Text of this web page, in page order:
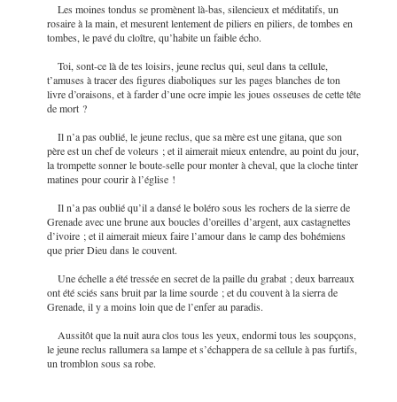
Les moines tondus se promènent là-bas, silencieux et méditatifs, un
rosaire à la main, et mesurent lentement de piliers en piliers, de tombes en
tombes, le pavé du cloître, qu’habite un faible écho.
Toi, sont-ce là de tes loisirs, jeune reclus qui, seul dans ta cellule,
t’amuses à tracer des figures diaboliques sur les pages blanches de ton
livre d’oraisons, et à farder d’une ocre impie les joues osseuses de cette tête
de mort ?
Il n’a pas oublié, le jeune reclus, que sa mère est une gitana, que son
père est un chef de voleurs ; et il aimerait mieux entendre, au point du jour,
la trompette sonner le boute-selle pour monter à cheval, que lacloche tinter
matines pour courir à l’église !
Il n’a pas oublié qu’il a dansé le boléro sous les rochers de la sierre de
Grenade avec une brune aux boucles d’oreilles d’argent, aux castagnettes
d’ivoire ; et il aimerait mieux faire l’amour dans le camp des bohémiens
que prier Dieu dans le couvent.
Une échelle a été tressée en secret de la paille du grabat ; deux barreaux
ont été sciés sans bruit par la lime sourde ; et du couvent à la sierra de
Grenade, il y a moins loin que de l’enfer au paradis.
Aussitôt que la nuit aura clos tous les yeux, endormi tous les soupçons,
le jeune reclus rallumera sa lampe et s’échappera de sa cellule à pas furtifs,
un tromblon sous sa robe.